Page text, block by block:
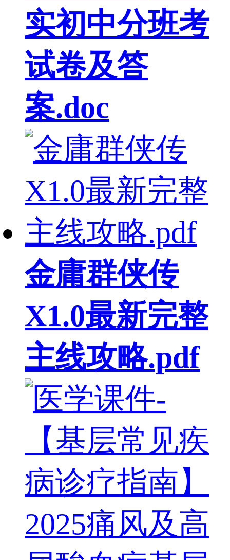
实初中分班考
试卷及答
案.doc
金庸群侠传
X1.0最新完整
主线攻略.pdf